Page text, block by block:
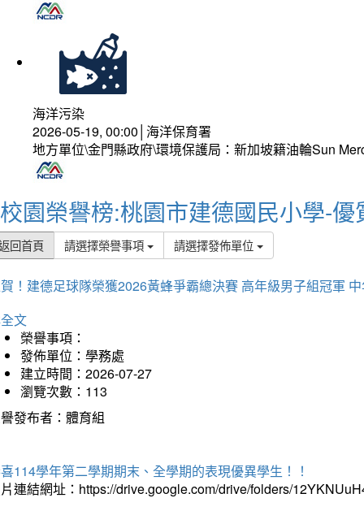
海洋污染
2026-05-19, 00:00│海洋保育署
地方單位\金門縣政府\環境保護局：新加坡籍油輪Sun
校園榮譽榜:桃園市建德國民小學-優
回首頁 請選擇榮譽事項 請選擇發佈單位
！建德足球隊榮獲2026黃蜂爭霸總決賽 高年級男子組冠軍
文
榮譽事項：
發佈單位：學務處
建立時間：2026-07-27
瀏覽次數：113
發布者：體育組
114學年第二學期期末、全學期的表現優異學生！！
連結網址：https://drive.google.com/drive/folders/